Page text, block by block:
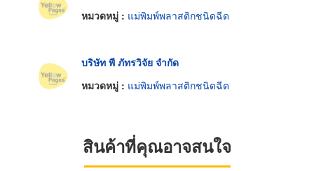
หมวดหมู่ : แม่พิมพ์พลาสติกชนิดฉีด
บริษัท พี ภัทรวิจัย จำกัด
หมวดหมู่ : แม่พิมพ์พลาสติกชนิดฉีด
สินค้าที่คุณอาจสนใจ